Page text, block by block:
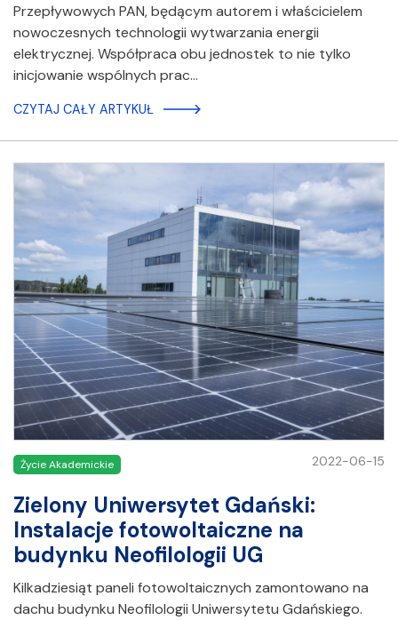
Przepływowych PAN, będącym autorem i właścicielem
nowoczesnych technologii wytwarzania energii
elektrycznej. Współpraca obu jednostek to nie tylko
inicjowanie wspólnych prac…
CZYTAJ CAŁY ARTYKUŁ
Życie Akademickie 2022-06-15
Zielony Uniwersytet Gdański:
Instalacje fotowoltaiczne na
budynku Neofilologii UG
Kilkadziesiąt paneli fotowoltaicznych zamontowano na
dachu budynku Neofilologii Uniwersytetu Gdańskiego.